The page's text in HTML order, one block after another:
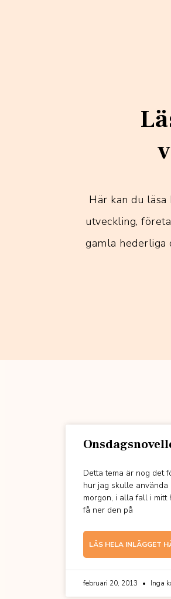
Här kan du
utveckling,
gamla hederliga
Detta tema är nog det
hur jag skulle
morgon, i alla fall i mitt
få ner den på
LÄS HELA INLÄGGET
februari 20, 2013 Inga